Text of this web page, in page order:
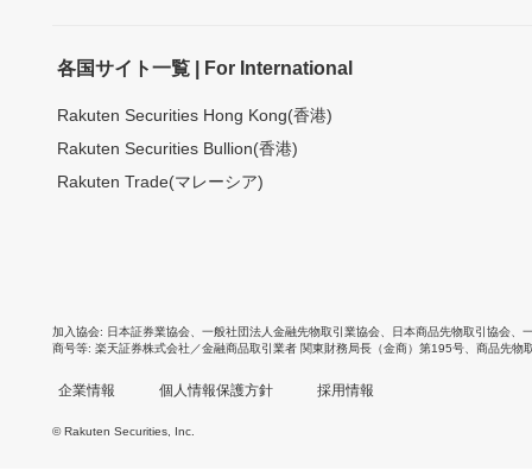
各国サイト一覧 | For International
Rakuten Securities Hong Kong(香港)
Rakuten Securities Bullion(香港)
Rakuten Trade(マレーシア)
加入協会 日本証券業協会 一般社団法人金融先物取引業協会 日本商品先物取引協会
商号等 楽天証券株式会社／金融商品取引業者 関東財務局長（金商）第195号、商品先物
企業情報 個人情報保護方針 採用情報
© Rakuten Securities, Inc.